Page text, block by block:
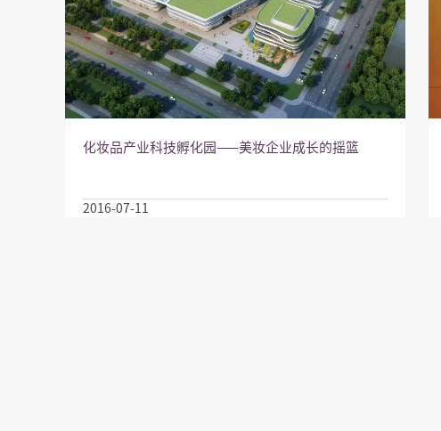
化妆品产业科技孵化园——美妆企业成长的摇篮
2016-07-11